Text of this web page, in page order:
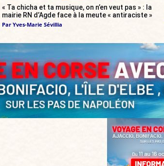
« Ta chicha et ta musique, on n’en veut pas » : la
mairie RN d’Agde face à la meute « antiraciste »
Par Yves-Marie Sévillia